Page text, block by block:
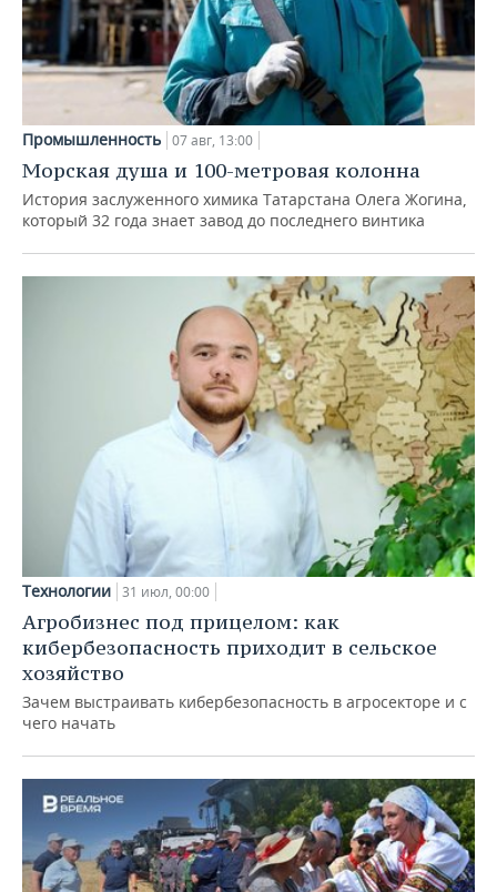
Промышленность 07 авг, 13:00
Морская душа и 100-метровая колонна
История заслуженного химика Татарстана Олега Жогина,
который 32 года знает завод до последнего винтика
Технологии 31 июл, 00:00
Агробизнес под прицелом: как
кибербезопасность приходит в сельское
хозяйство
Зачем выстраивать кибербезопасность в агросекторе и с
чего начать